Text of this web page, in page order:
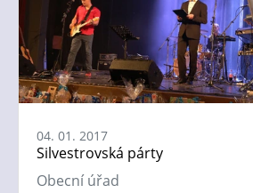
04. 01. 2017
Silvestrovská párty
Obecní úřad